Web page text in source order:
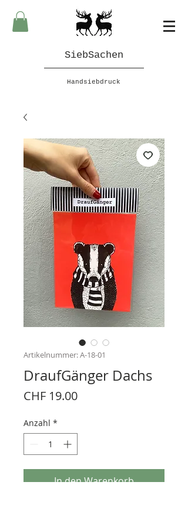
SiebSachen
Handsiebdruck
Artikelnummer: A-18-01
DraufGänger Dachs
CHF 19.00Preis
Anzahl *
In den Warenkorb